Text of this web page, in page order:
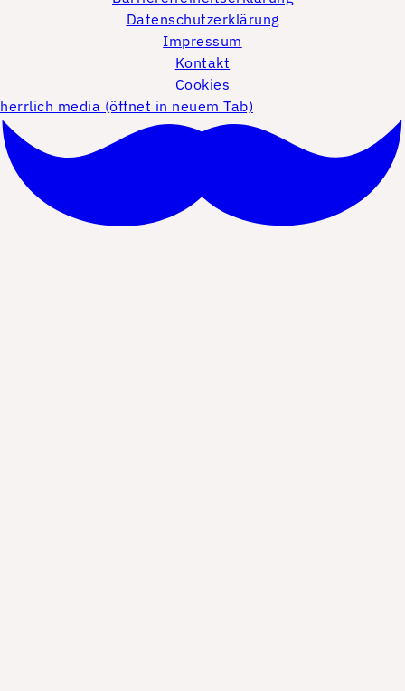
Datenschutzerklärung
Impressum
Kontakt
Cookies
herrlich media (öffnet in neuem Tab)